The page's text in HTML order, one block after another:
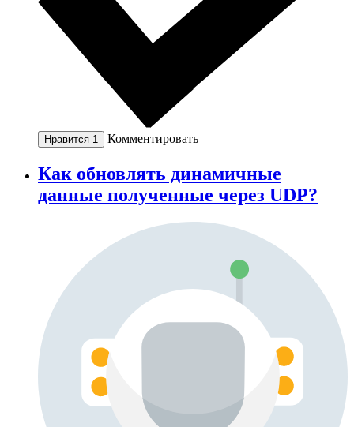
Нравится 1 Комментировать
Как обновлять динамичные
данные полученные через UDP?